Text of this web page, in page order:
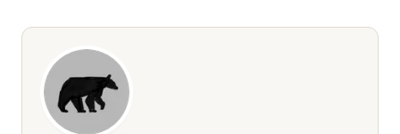
volveremos 😊